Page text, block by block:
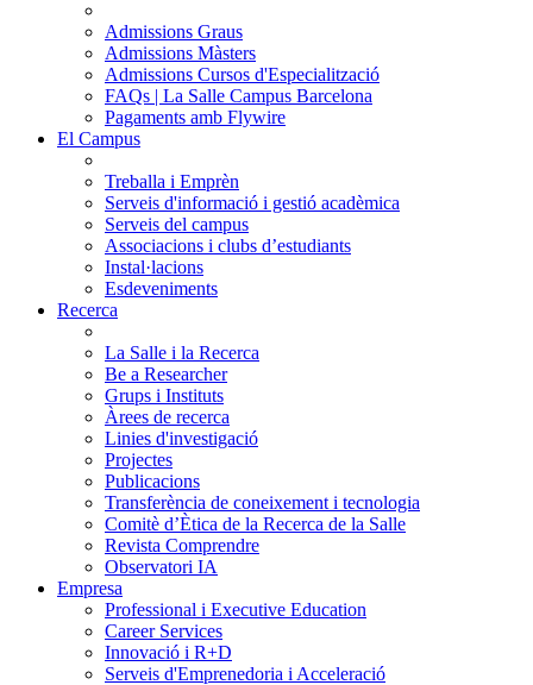
Admissions Graus
Admissions Màsters
Admissions Cursos d'Especialització
FAQs | La Salle Campus Barcelona
Pagaments amb Flywire
El Campus
Treballa i Emprèn
Serveis d'informació i gestió acadèmica
Serveis del campus
Associacions i clubs d’estudiants
Instal·lacions
Esdeveniments
Recerca
La Salle i la Recerca
Be a Researcher
Grups i Instituts
Àrees de recerca
Linies d'investigació
Projectes
Publicacions
Transferència de coneixement i tecnologia
Comitè d’Ètica de la Recerca de la Salle
Revista Comprendre
Observatori IA
Empresa
Professional i Executive Education
Career Services
Innovació i R+D
Serveis d'Emprenedoria i Acceleració